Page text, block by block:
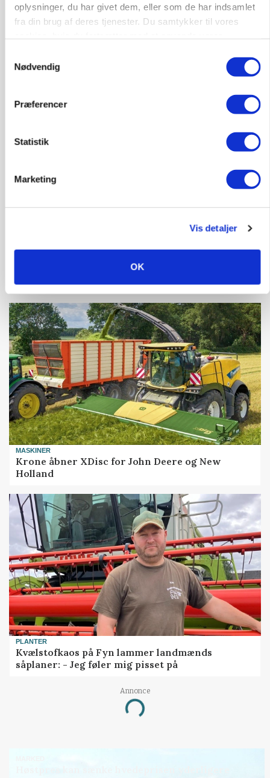
oplysninger, du har givet dem, eller som de har indsamlet
fra din brug af deres tjenester. Du samtykker til vores
Nødvendig
Præferencer
Statistik
Marketing
Vis detaljer
OK
Annonce
Grisenoteringen står stille
MASKINER
Krone åbner XDisc for John Deere og New
Holland
PLANTER
Kvælstofkaos på Fyn lammer landmænds
såplaner: - Jeg føler mig pisset på
Annonce
Loading...